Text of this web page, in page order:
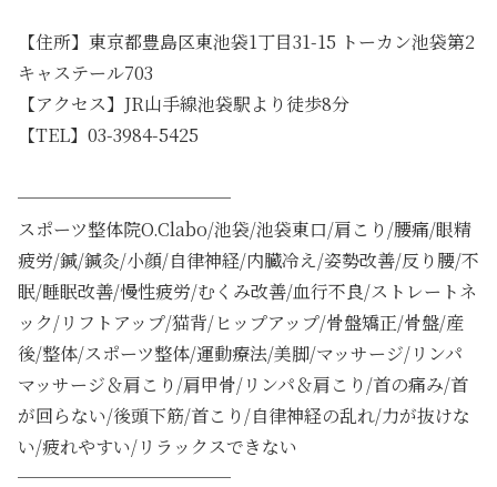
【住所】東京都豊島区東池袋1丁目31-15 トーカン池袋第2
キャステール703
【アクセス】JR山手線池袋駅より徒歩8分
【TEL】03-3984-5425
────────────
スポーツ整体院O.Clabo/池袋/池袋東口/肩こり/腰痛/眼精
疲労/鍼/鍼灸/小顔/自律神経/内臓冷え/姿勢改善/反り腰/不
眠/睡眠改善/慢性疲労/むくみ改善/血行不良/ストレートネ
ック/リフトアップ/猫背/ヒップアップ/骨盤矯正/骨盤/産
後/整体/スポーツ整体/運動療法/美脚/マッサージ/リンパ
マッサージ＆肩こり/肩甲骨/リンパ＆肩こり/首の痛み/首
が回らない/後頭下筋/首こり/自律神経の乱れ/力が抜けな
い/疲れやすい/リラックスできない
────────────